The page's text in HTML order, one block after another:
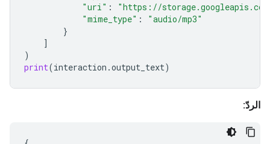
"uri" :
"https://
"mime_type" :
"audio/mp3"
}
]
)
print(interaction .output_text)
الردّ: